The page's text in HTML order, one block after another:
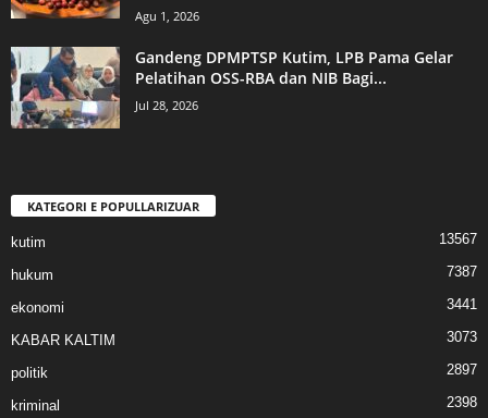
Agu 1, 2026
Gandeng DPMPTSP Kutim, LPB Pama Gelar
Pelatihan OSS-RBA dan NIB Bagi...
Jul 28, 2026
KATEGORI E POPULLARIZUAR
kutim 13567
hukum 7387
ekonomi 3441
KABAR KALTIM 3073
politik 2897
kriminal 2398